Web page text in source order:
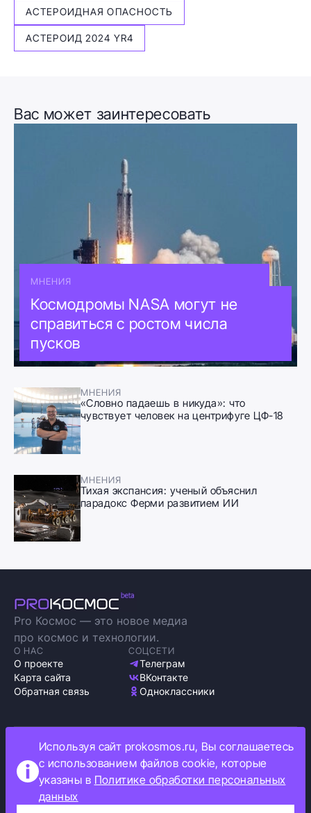
АСТЕРОИДНАЯ ОПАСНОСТЬ
АСТЕРОИД 2024 YR4
Вас может заинтересовать
МНЕНИЯ
Космодромы NASA могут не
справиться с ростом числа
пусков
МНЕНИЯ
«Словно падаешь в никуда»: что
чувствует человек на центрифуге ЦФ-18
МНЕНИЯ
Тихая экспансия: ученый объяснил
парадокс Ферми развитием ИИ
Pro Космос — это новое медиа
про космос и технологии.
О НАС
О проекте
Карта сайта
Обратная связь
СОЦСЕТИ
Телеграм
ВКонтакте
Одноклассники
Политика обработки персональных данных
Как мы используем cookie
Информация об ограничениях
Используя сайт prokosmos.ru, Вы соглашаетесь
с использованием файлов cookie, которые
указаны в Политике обработки персональных
данных